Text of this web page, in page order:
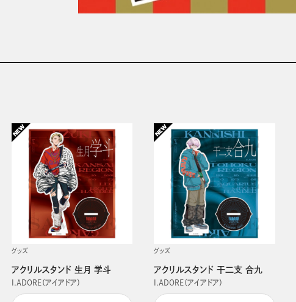
グッズ
アクリルスタンド 生月 学斗
I.ADORE（アイアドア）
グッズ
アクリルスタンド 干二支 合九
I.ADORE（アイアドア）